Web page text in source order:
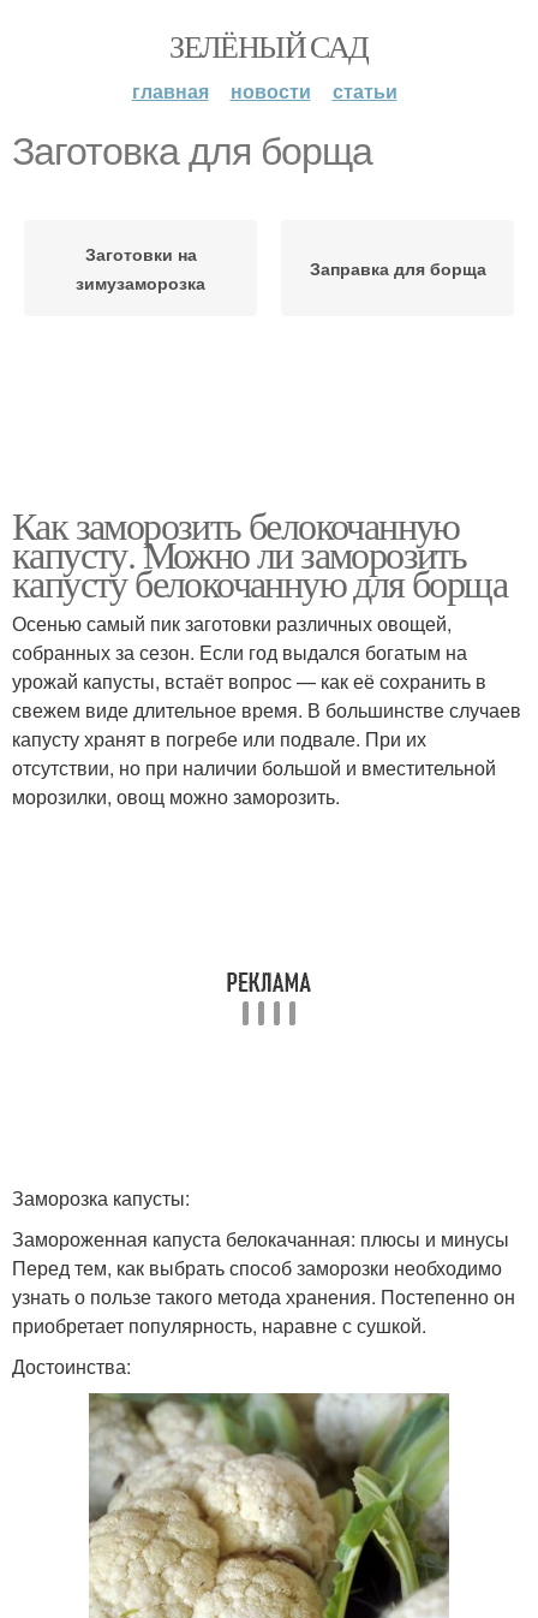
ЗЕЛЁНЫЙ САД
главная новости статьи
Заготовка для борща
Заготовки на
зимузаморозка
Заправка для борща
Как заморозить белокочанную
капусту. Можно ли заморозить
капусту белокочанную для борща
Осенью самый пик заготовки различных овощей,
собранных за сезон. Если год выдался богатым на
урожай капусты, встаёт вопрос — как её сохранить в
свежем виде длительное время. В большинстве случаев
капусту хранят в погребе или подвале. При их
отсутствии, но при наличии большой и вместительной
морозилки, овощ можно заморозить.
Заморозка капусты:
Замороженная капуста белокачанная: плюсы и минусы
Перед тем, как выбрать способ заморозки необходимо
узнать о пользе такого метода хранения. Постепенно он
приобретает популярность, наравне с сушкой.
Достоинства: